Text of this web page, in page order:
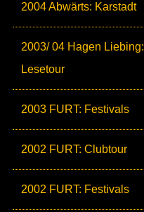
2004 Abwärts: Karstadt
2003/ 04 Hagen Liebing:
Lesetour
2003 FURT: Festivals
2002 FURT: Clubtour
2002 FURT: Festivals